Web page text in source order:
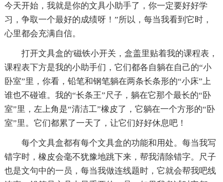
今天开始，我就是你的文具小助手了，你一定要好好学
习，争取一个最好的成绩呀！”所以，每当我看到它时，
心里都会充满自信。
打开文具盒的'磁铁小开关，盒盖里贴着我的课程表，
课程表下方是我的小助手们，它们都各自躺在自己的“小
卧室”里，你看，铅笔和钢笔躺在两条长条形的“小床”上
谁也不碰谁。我的“长条王”尺子，躺在它那个最长的“卧
室”里，左上角是“清洁工”橡皮了，它躺在一个方形的“卧
室”里。它们都累了一天了，让它们好好休息吧！
每个文具盒都有每个文具盒的功能和用处。每当我写
错字时，橡皮会毫不犹豫地跳下来，帮我清除错字。尺子
也是文句中的一员，每当我做连线题时，它就会帮我吧线